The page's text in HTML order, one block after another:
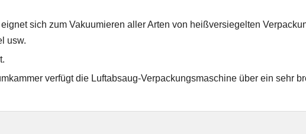
eignet sich zum Vakuumieren aller Arten von heißversiegelten
usw.
verfügt die Luftabsaug-Verpackungsmaschine über ein sehr